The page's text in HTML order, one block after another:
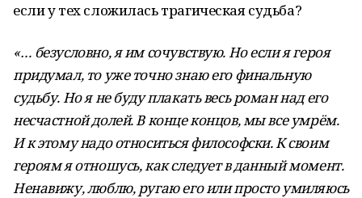
если у тех сложилась трагическая судьба?
«… безусловно, я им сочувствую. Но если я героя
придумал, то уже точно знаю его финальную
судьбу. Но я не буду плакать весь роман над его
несчастной долей. В конце концов, мы все умрём.
И к этому надо относиться философски. К своим
героям я отношусь, как следует в данный момент.
Ненавижу, люблю, ругаю его или просто умиляюсь